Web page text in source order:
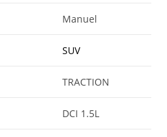
Manuel
SUV
TRACTION
DCI 1.5L